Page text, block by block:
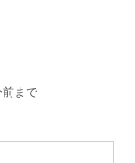
前まで